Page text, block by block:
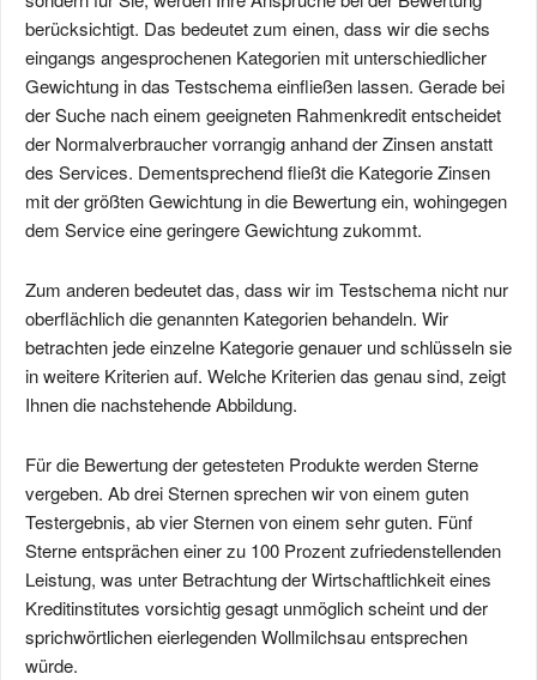
berücksichtigt. Das bedeutet zum einen, dass wir die sechs
eingangs angesprochenen Kategorien mit unterschiedlicher
Gewichtung in das Testschema einfließen lassen. Gerade bei
der Suche nach einem geeigneten Rahmenkredit entscheidet
der Normalverbraucher vorrangig anhand der Zinsen anstatt
des Services. Dementsprechend fließt die Kategorie Zinsen
mit der größten Gewichtung in die Bewertung ein, wohingegen
dem Service eine geringere Gewichtung zukommt.
Zum anderen bedeutet das, dass wir im Testschema nicht nur
oberflächlich die genannten Kategorien behandeln. Wir
betrachten jede einzelne Kategorie genauer und schlüsseln sie
in weitere Kriterien auf. Welche Kriterien das genau sind, zeigt
Ihnen die nachstehende Abbildung.
Für die Bewertung der getesteten Produkte werden Sterne
vergeben. Ab drei Sternen sprechen wir von einem guten
Testergebnis, ab vier Sternen von einem sehr guten. Fünf
Sterne entsprächen einer zu 100 Prozent zufriedenstellenden
Leistung, was unter Betrachtung der Wirtschaftlichkeit eines
Kreditinstitutes vorsichtig gesagt unmöglich scheint und der
sprichwörtlichen eierlegenden Wollmilchsau entsprechen
würde.